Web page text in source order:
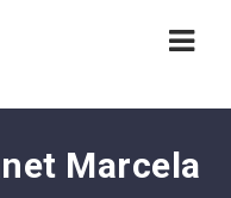
Marcela